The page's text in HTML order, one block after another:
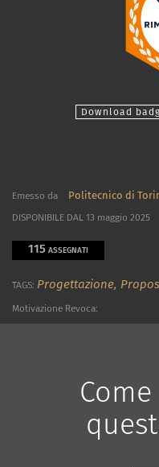
Download
Emesso da Politecnico di
DISPONIBILE DAL 13 maggio 2025
115 ASSEGNATI
TAGS: Progettazione,
Motivazione Revoca: